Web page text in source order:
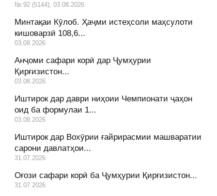
№:92 (5144), 03.08.2026
Минтақаи Кӯлоб. Ҳаҷми истеҳсоли маҳсулоти
кишоварзӣ 108,6...
03.08.2026
Анҷоми сафари корӣ дар Ҷумҳурии
Қирғизистон...
03.08.2026
Иштирок дар даври ниҳоии Чемпионати ҷаҳон
оид ба формулаи 1...
03.08.2026
Иштирок дар Вохӯрии ғайрирасмии машваратии
сарони давлатҳои...
31.07.2026
Оғози сафари корӣ ба Ҷумҳурии Қирғизистон...
31.07.2026